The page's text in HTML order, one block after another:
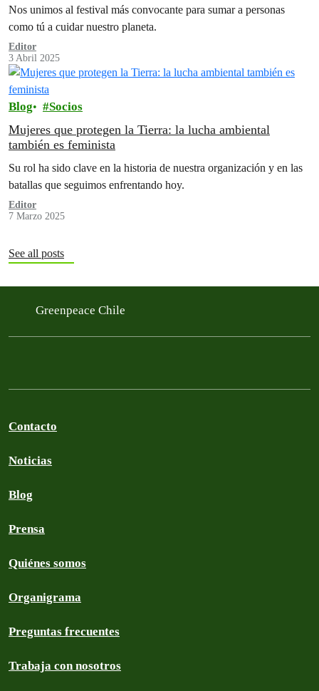
Nos unimos al festival más convocante para sumar a personas
como tú a cuidar nuestro planeta.
Editor
3 Abril 2025
Blog Socios
Mujeres que protegen la Tierra: la lucha ambiental
también es feminista
Su rol ha sido clave en la historia de nuestra organización y en las
batallas que seguimos enfrentando hoy.
Editor
7 Marzo 2025
See all posts
Greenpeace Chile
Contacto
Noticias
Blog
Prensa
Quiénes somos
Organigrama
Preguntas frecuentes
Trabaja con nosotros